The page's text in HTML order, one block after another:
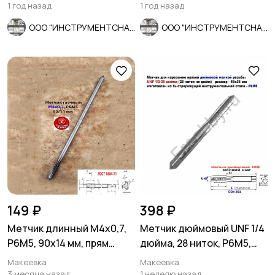
1 год назад
Абразив, Росси
1 год назад
149 ₽
Метчик длинный М4х0,7,
Р6М5, 90х14 мм, прям
хвост, осн шаг, СССР..
Макеевка
398 ₽
Метчик дюймовый UNF 1/4
дюйма, 28 ниток, Р6М5,
мелкий шаг, 66/26 мм.
Макеевка